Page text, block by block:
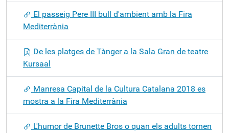
El passeig Pere III bull d'ambient amb la Fira
Mediterrània
De les platges de Tànger a la Sala Gran de teatre
Kursaal
Manresa Capital de la Cultura Catalana 2018 es
mostra a la Fira Mediterrània
L'humor de Brunette Bros o quan els adults tornen